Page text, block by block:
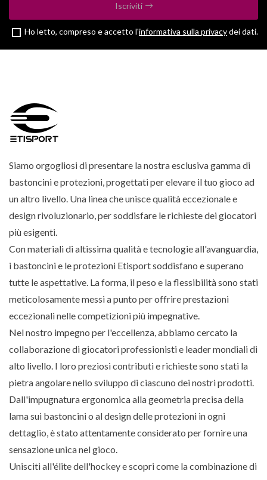
Iscriviti
Ho letto, compreso e accetto l'informativa sulla privacydei dati.
Siamo orgogliosi di presentare la nostra esclusiva gamma di
bastoncini e protezioni, progettati per elevare il tuo gioco ad
un altro livello. Una linea che unisce qualità eccezionale e
design rivoluzionario, per soddisfare le richieste dei giocatori
più esigenti.
Con materiali di altissima qualità e tecnologie all'avanguardia,
i bastoncini e le protezioni Etisport soddisfano e superano
tutte le aspettative. La forma, il peso e la flessibilità sono stati
meticolosamente messi a punto per offrire prestazioni
eccezionali nelle competizioni più impegnative.
Nel nostro impegno per l'eccellenza, abbiamo cercato la
collaborazione di giocatori professionisti e leader mondiali di
alto livello. I loro preziosi contributi e richieste sono stati la
pietra angolare nello sviluppo di ciascuno dei nostri prodotti.
Dall'impugnatura ergonomica alla geometria precisa della
lama sui bastoncini o al design delle protezioni in ogni
dettaglio, è stato attentamente considerato per fornire una
sensazione unica nel gioco.
Unisciti all'élite dell'hockey e scopri come la combinazione di